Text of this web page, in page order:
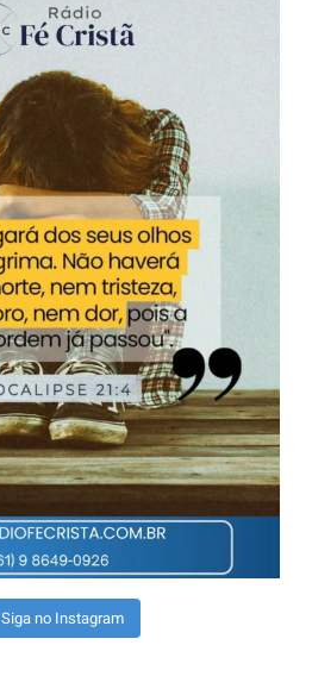
Siga no Instagram